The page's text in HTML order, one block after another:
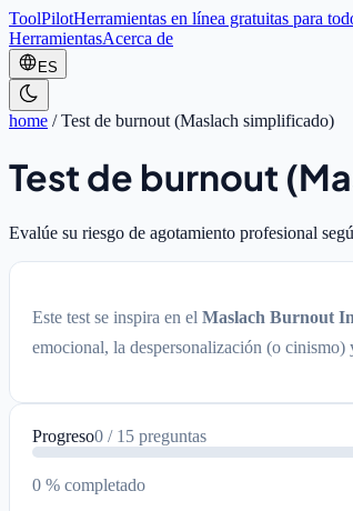
ToolPilotHerramientas en línea gratuitas para
HerramientasAcerca de
ES
home /Test de burnout (Maslach simplificado)
Test de burnout
Evalúe su riesgo de agotamiento profesional
Este test se inspira en el Maslach Burnout
emocional, la despersonalización (o cinismo)
Progreso0 / 15 preguntas
0 % completado